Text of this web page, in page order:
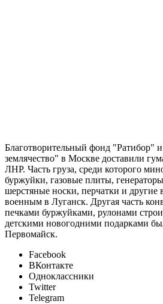
Благотворительный фонд "Ратибор"
землячество" в Москве доставили
ЛНР. Часть груза, среди которого
буржуйки, газовые плиты,
шерстяные носки, перчатки и другие
военным в Луганск. Другая часть
печками буржуйками, рулонами
детскими новогодними подарками
Первомайск.
Facebook
ВКонтакте
Одноклассники
Twitter
Telegram